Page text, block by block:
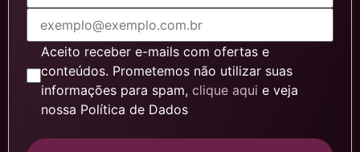
Aceito receber e-mails com ofertas e
conteúdos. Prometemos não utilizar suas
informações para spam, clique aqui e veja
nossa Política de Dados